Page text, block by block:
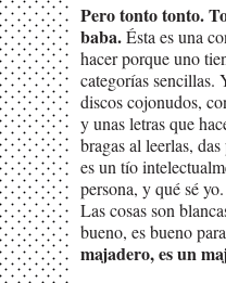
Pero tonto tonto.
baba.Ésta es una
hacer porque uno
categorías sencillas.
discos cojonudos,
y unas letras que
bragas al leerlas,
es un tío
persona, y qué sé
Las cosas son
bueno, es bueno
majadero, es un